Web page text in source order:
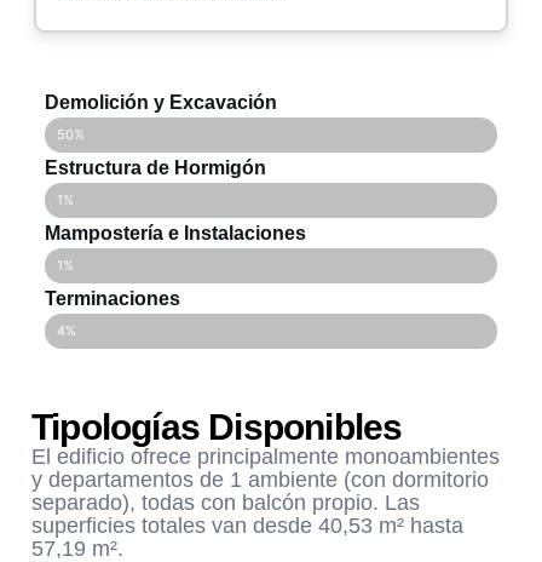
Demolición y Excavación
50%
Estructura de Hormigón
1%
Mampostería e Instalaciones
1%
Terminaciones
4%
Tipologías Disponibles
El edificio ofrece principalmente monoambientes
y departamentos de 1 ambiente (con dormitorio
separado), todas con balcón propio. Las
superficies totales van desde 40,53 m² hasta
57,19 m².